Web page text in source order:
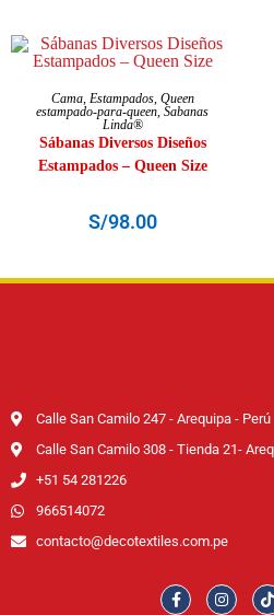
SELECCIONAR OPCIONES
Cama, Estampados, Queen
estampado-para-queen, Sabanas
Linda®
Sábanas Diversos Diseños
Estampados – Queen Size
S/98.00
Calle San Camilo 247 - Arequipa - Perú
Calle San Camilo 308 - Tienda 21-
+51 54 281226
966514072
contacto@decotextiles.com.pe